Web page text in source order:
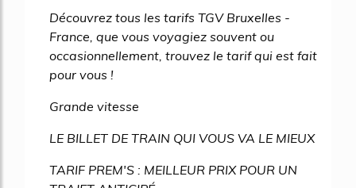
Découvrez tous les tarifs TGV Bruxelles -
France, que vous voyagiez souvent ou
occasionnellement, trouvez le tarif qui est fait
pour vous !
Grande vitesse
LE BILLET DE TRAIN QUI VOUS VA LE MIEUX
TARIF PREM'S : MEILLEUR PRIX POUR UN